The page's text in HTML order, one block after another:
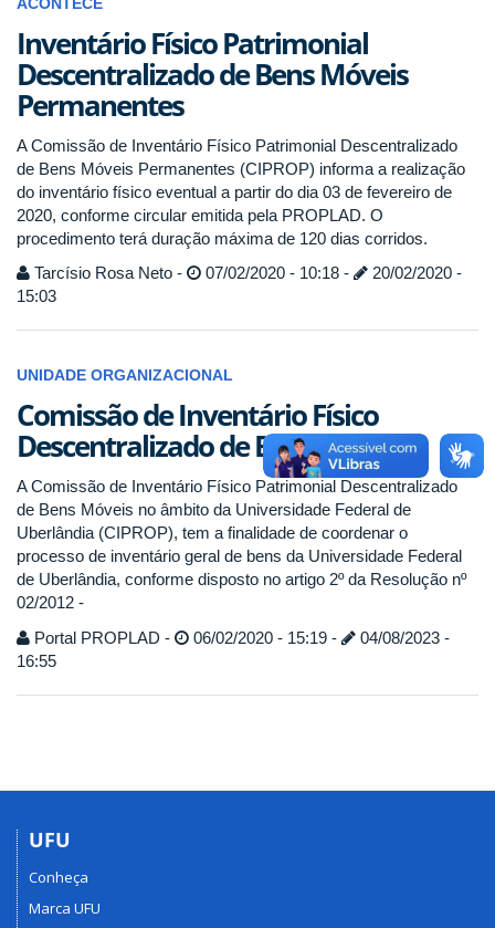
ACONTECE
Inventário Físico Patrimonial
Descentralizado de Bens Móveis
Permanentes
A Comissão de Inventário Físico Patrimonial Descentralizado
de Bens Móveis Permanentes (CIPROP) informa a realização
do inventário físico eventual a partir do dia 03 de fevereiro de
2020, conforme circular emitida pela PROPLAD. O
procedimento terá duração máxima de 120 dias corridos.
Tarcísio Rosa Neto -
07/02/2020 - 10:18 -
20/02/2020 -
15:03
UNIDADE ORGANIZACIONAL
Comissão de Inventário Físico
Descentralizado de Bens Móveis
A Comissão de Inventário Físico Patrimonial Descentralizado
de Bens Móveis no âmbito da Universidade Federal de
Uberlândia (CIPROP), tem a finalidade de coordenar o
processo de inventário geral de bens da Universidade Federal
de Uberlândia, conforme disposto no artigo 2º da Resolução nº
02/2012 -
Portal PROPLAD -
06/02/2020 - 15:19 -
04/08/2023 -
16:55
UFU
Conheça
Marca UFU